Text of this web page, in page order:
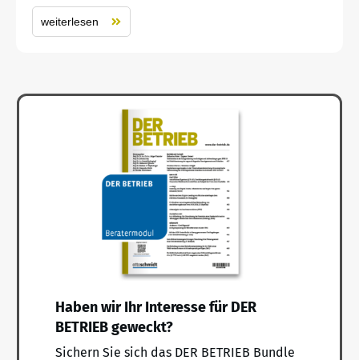
weiterlesen
Haben wir Ihr Interesse für DER
BETRIEB geweckt?
Sichern Sie sich das DER BETRIEB Bundle